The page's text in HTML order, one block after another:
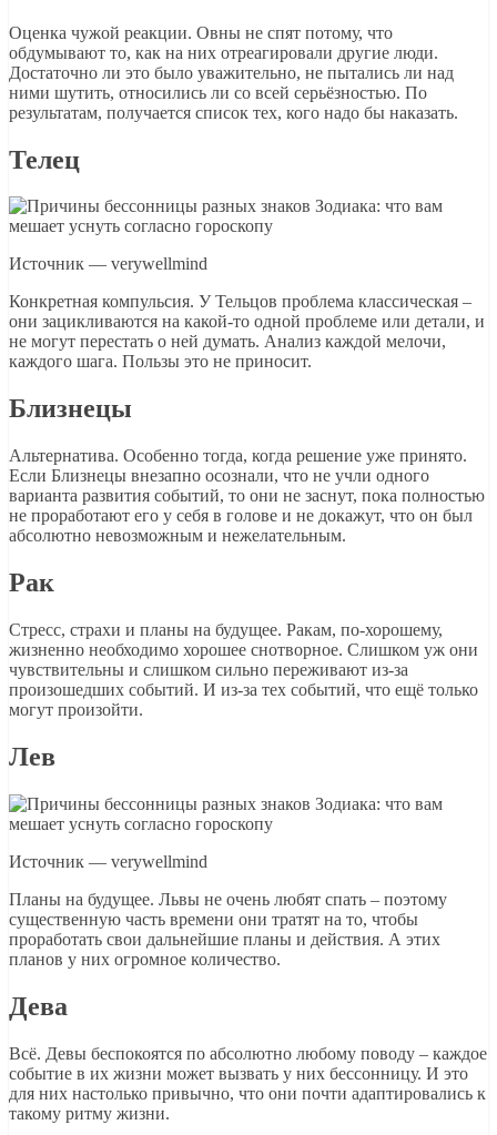
Оценка чужой реакции. Овны не спят потому, что
обдумывают то, как на них отреагировали другие люди.
Достаточно ли это было уважительно, не пытались ли над
ними шутить, относились ли со всей серьёзностью. По
результатам, получается список тех, кого надо бы наказать.
Телец
Источник — verywellmind
Конкретная компульсия. У Тельцов проблема классическая –
они зацикливаются на какой-то одной проблеме или детали, и
не могут перестать о ней думать. Анализ каждой мелочи,
каждого шага. Пользы это не приносит.
Близнецы
Альтернатива. Особенно тогда, когда решение уже принято.
Если Близнецы внезапно осознали, что не учли одного
варианта развития событий, то они не заснут, пока полностью
не проработают его у себя в голове и не докажут, что он был
абсолютно невозможным и нежелательным.
Рак
Стресс, страхи и планы на будущее. Ракам, по-хорошему,
жизненно необходимо хорошее снотворное. Слишком уж они
чувствительны и слишком сильно переживают из-за
произошедших событий. И из-за тех событий, что ещё только
могут произойти.
Лев
Источник — verywellmind
Планы на будущее. Львы не очень любят спать – поэтому
существенную часть времени они тратят на то, чтобы
проработать свои дальнейшие планы и действия. А этих
планов у них огромное количество.
Дева
Всё. Девы беспокоятся по абсолютно любому поводу – каждое
событие в их жизни может вызвать у них бессонницу. И это
для них настолько привычно, что они почти адаптировались к
такому ритму жизни.